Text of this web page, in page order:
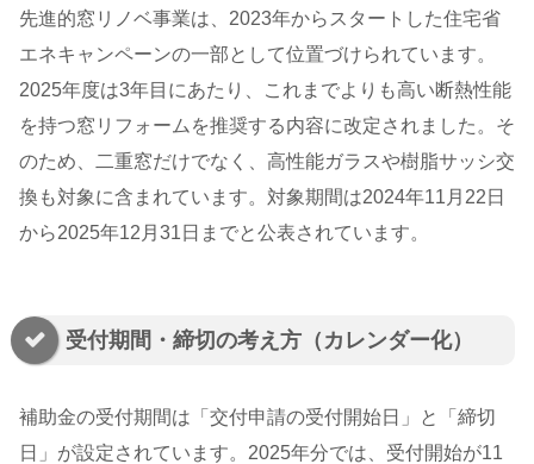
先進的窓リノベ事業は、2023年からスタートした住宅省
エネキャンペーンの一部として位置づけられています。
2025年度は3年目にあたり、これまでよりも高い断熱性能
を持つ窓リフォームを推奨する内容に改定されました。そ
のため、二重窓だけでなく、高性能ガラスや樹脂サッシ交
換も対象に含まれています。対象期間は2024年11月22日
から2025年12月31日までと公表されています。
受付期間・締切の考え方（カレンダー化）
補助金の受付期間は「交付申請の受付開始日」と「締切
日」が設定されています。2025年分では、受付開始が11